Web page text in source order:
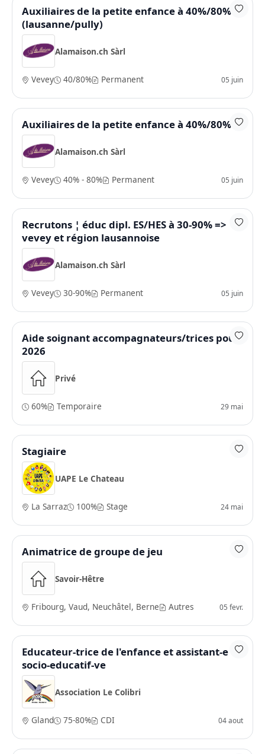
Auxiliaires de la petite enfance à 40%/80%
(lausanne/pully)
Alamaison.ch Sàrl
Vevey 40/80% Permanent 05 juin
Auxiliaires de la petite enfance à 40%/80%
Alamaison.ch Sàrl
Vevey 40% - 80% Permanent 05 juin
Recrutons ¦ éduc dipl. ES/HES à 30-90% =>
vevey et région lausannoise
Alamaison.ch Sàrl
Vevey 30-90% Permanent 05 juin
Aide soignant accompagnateurs/trices pour
2026
Privé
60% Temporaire 29 mai
Stagiaire
UAPE Le Chateau
La Sarraz 100% Stage 24 mai
Animatrice de groupe de jeu
Savoir-Hêtre
Fribourg, Vaud, Neuchâtel, Berne Autres 05 fevr.
Educateur-trice de l'enfance et assistant-e
socio-educatif-ve
Association Le Colibri
Gland 75-80% CDI 04 aout